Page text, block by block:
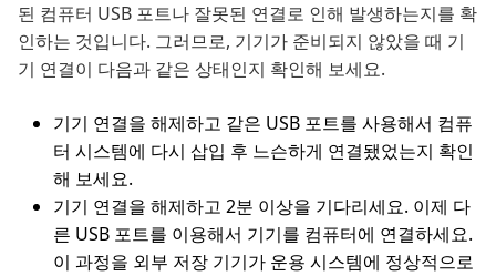
된 컴퓨터 USB 포트나 잘못된 연결로 인해 발생하는지를 확
인하는 것입니다. 그러므로, 기기가 준비되지 않았을 때 기
기 연결이 다음과 같은 상태인지 확인해 보세요.
기기 연결을 해제하고 같은 USB 포트를 사용해서 컴퓨
터 시스템에 다시 삽입 후 느슨하게 연결됐었는지 확인
해 보세요.
기기 연결을 해제하고 2분 이상을 기다리세요. 이제 다
른 USB 포트를 이용해서 기기를 컴퓨터에 연결하세요.
이 과정을 외부 저장 기기가 운용 시스템에 정상적으로